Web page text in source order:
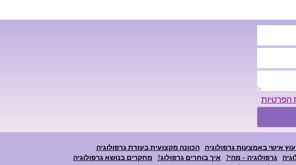
הפרטיות
אישי באמצעות גרפולוגיה
הכוונה מקצועית בעזרת גרפולוגיה
גרפולוגיה – מהי? איך בוחרים גרפולוג?
מחקרים בנושא גרפולוגיה